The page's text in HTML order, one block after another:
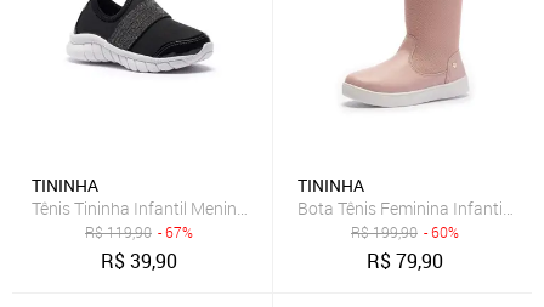
TININHA
Tênis Tininha Infantil Menina Calce Fácil Preto Lurex
R$119,90 - 67%
R$39,90
TININHA
Bota Tênis Feminina Infantil
R$199,90 - 60%
R$79,90